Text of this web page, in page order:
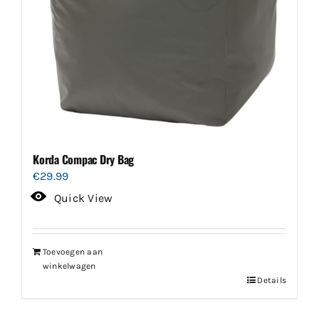
Korda Compac Dry Bag
€29.99
Quick View
Toevoegen aan
winkelwagen
Details